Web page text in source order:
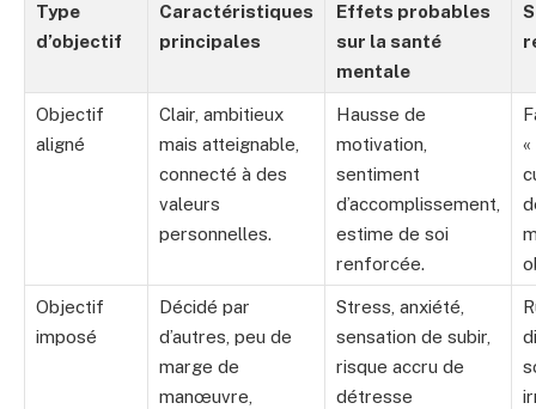
Type
d’objectif
Caractéristiques
principales
Effets probables
sur la santé
mentale
Objectif
aligné
Clair, ambitieux
mais atteignable,
connecté à des
valeurs
personnelles.
Hausse de
motivation,
sentiment
d’accomplissement,
estime de soi
renforcée.
Objectif
imposé
Décidé par
d’autres, peu de
marge de
manœuvre,
Stress, anxiété,
sensation de subir,
risque accru de
détresse